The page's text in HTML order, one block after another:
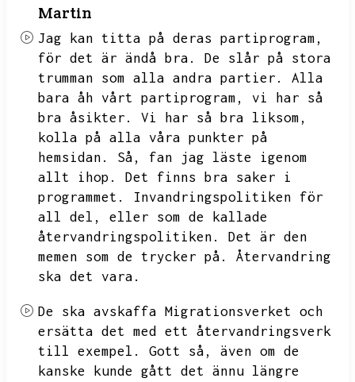
Martin
Jag kan titta på deras partiprogram,
för det är ändå bra.
De slår på stora
trumman som alla andra partier.
Alla
bara åh vårt partiprogram,
vi har så
bra åsikter.
Vi har så bra liksom,
kolla på alla våra punkter på
hemsidan.
Så,
fan jag läste igenom
allt ihop.
Det finns bra saker i
programmet.
Invandringspolitiken för
all del,
eller som de kallade
återvandringspolitiken.
Det är den
memen som de trycker på.
Återvandring
ska det vara.
De ska avskaffa Migrationsverket och
ersätta det med ett återvandringsverk
till exempel.
Gott så,
även om de
kanske kunde gått det ännu längre